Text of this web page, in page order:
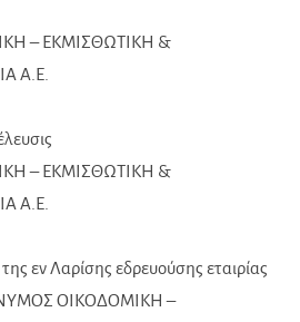
– ΕΚΜΙΣΘΩΤΙΚΗ &
Α.Ε.
– ΕΚΜΙΣΘΩΤΙΚΗ &
Α.Ε.
εν Λαρίσης εδρευούσης εταιρίας
ΟΙΚΟΔΟΜΙΚΗ –